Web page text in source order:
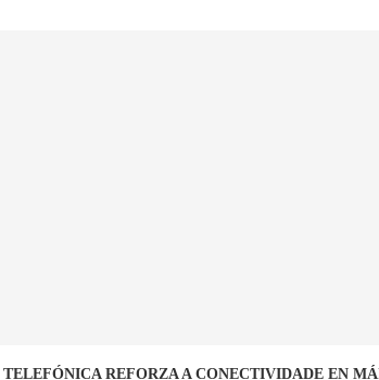
TELEFÓNICA REFORZA A CONECTIVIDADE EN